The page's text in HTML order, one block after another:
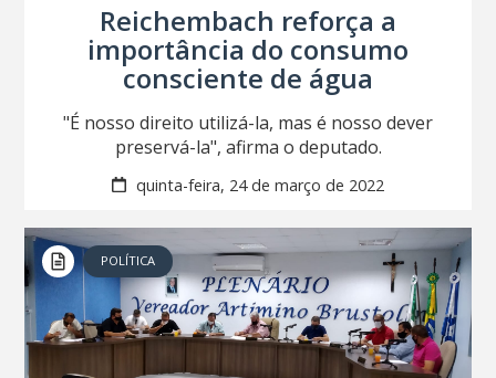
Reichembach reforça a
importância do consumo
consciente de água
"É nosso direito utilizá-la, mas é nosso dever
preservá-la", afirma o deputado.
quinta-feira, 24 de março de 2022
POLÍTICA